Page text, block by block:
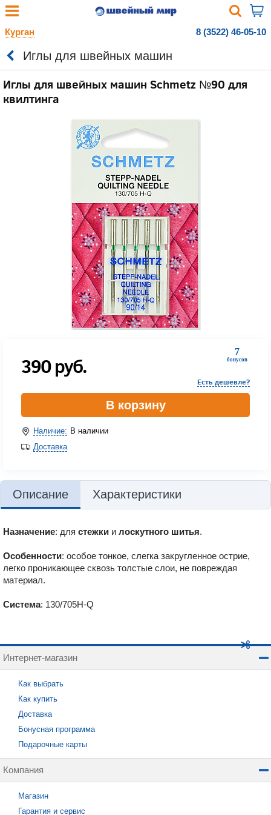
Курган 8 (3522) 46-05-10
Иглы для швейных машин
Иглы для швейных машин Schmetz №90 для
квилтинга
7
бонусов
390руб.
Есть дешевле?
В корзину
Наличие: В наличии
Доставка
Описание Характеристики
Назначение: для стежки и лоскутного шитья.
Особенности: особое тонкое, слегка закругленное острие,
легко проникающее сквозь толстые слои, не повреждая
материал.
Система: 130/705H-Q
Интернет-магазин
Как выбрать
Как купить
Доставка
Бонусная программа
Подарочные карты
Компания
Магазин
Гарантия и сервис